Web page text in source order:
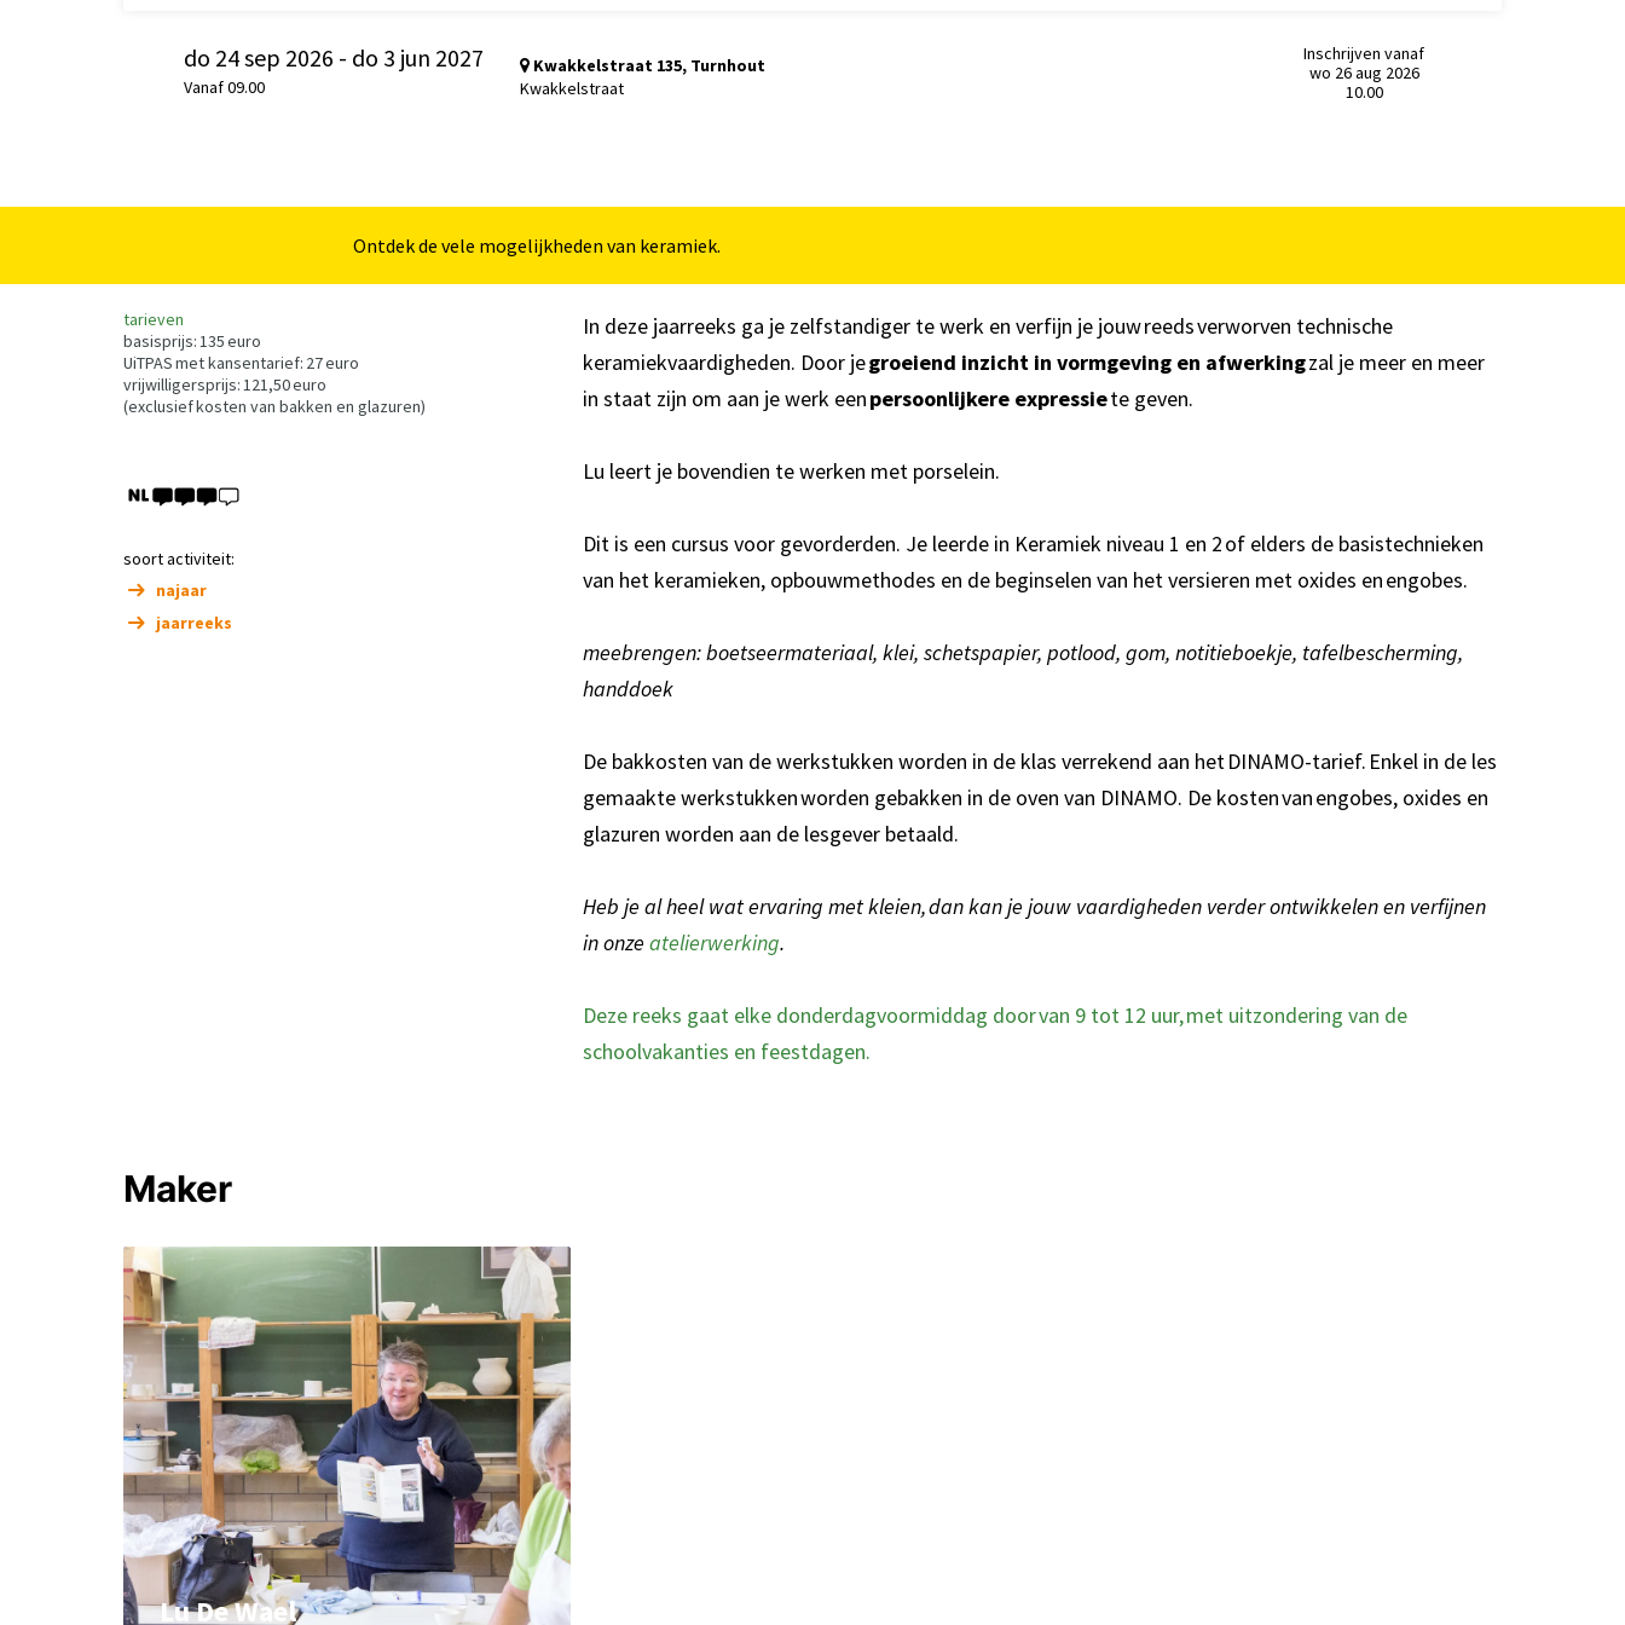
do 24 sep 2026 - do 3 jun 2027
Vanaf 09.00
Kwakkelstraat 135, Turnhout
Kwakkelstraat
Inschrijven vanaf
wo 26 aug 2026
10.00
Ontdek de vele mogelijkheden van keramiek.
In deze jaarreeks ga je zelfstandiger te werk en verfijn je jouw reeds verworven technische
keramiekvaardigheden. Door jegroeiend inzicht in vormgeving en afwerkingzal je meer en meer
in staat zijn om aan je werk eenpersoonlijkere expressiete geven.
Lu leert je bovendien te werken met porselein.
Dit is een cursus voor gevorderden. Je leerde in Keramiek niveau 1 en 2 of elders de basistechnieken
van het keramieken, opbouwmethodes en de beginselen van het versieren met oxides en engobes.
meebrengen: boetseermateriaal, klei, schetspapier, potlood, gom, notitieboekje, tafelbescherming,
handdoek
De bakkosten van de werkstukken worden in de klas verrekend aan het DINAMO-tarief. Enkel in de les
gemaakte werkstukken worden gebakken in de oven van DINAMO. De kosten van engobes, oxides en
glazuren worden aan de lesgever betaald.
Heb je al heel wat ervaring met kleien, dan kan je jouw vaardigheden verder ontwikkelen en verfijnen
in onze atelierwerking.
Deze reeks gaat elke donderdagvoormiddag door van 9 tot 12 uur, met uitzondering van de
schoolvakanties en feestdagen.
tarieven
basisprijs: 135 euro
UiTPAS met kansentarief: 27 euro
vrijwilligersprijs: 121,50 euro
(exclusief kosten van bakken en glazuren)
soort activiteit:
najaar
jaarreeks
Maker
Lu De Wael